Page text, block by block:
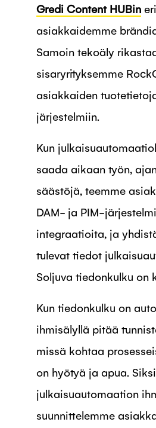
Gredi Content HUBin
asiakkaidemme
Samoin tekoäly
sisaryrityksemme
asiakkaiden
järjestelmiin.
Kun
saada aikaan työn,
säästöjä, teemme
DAM- ja PIM-
integraatioita, ja
tulevat tiedot
Soljuva tiedonkulku on
Kun tiedonkulku on
ihmisälyllä pitää
missä kohtaa
on hyötyä ja apua.
julkaisuautomaation
suunnittelemme